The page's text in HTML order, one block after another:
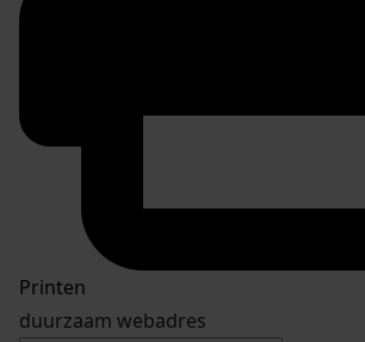
Printen
duurzaam webadres